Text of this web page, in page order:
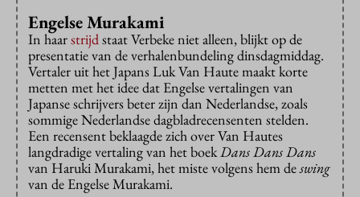
Engelse Murakami
In haarstrijdstaat Verbeke niet alleen, blijkt op de
presentatie van de verhalenbundeling dinsdagmiddag.
Vertaler uit het Japans Luk Van Haute maakt korte
metten met het idee dat Engelse vertalingen van
Japanse schrijvers beter zijn dan Nederlandse, zoals
sommige Nederlandse dagbladrecensenten stelden.
Een recensent beklaagde zich over Van Hautes
langdradige vertaling van het boekDans Dans Dans
van Haruki Murakami, het miste volgens hem deswing
van de Engelse Murakami.